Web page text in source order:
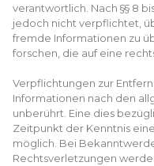
verantwortlich. Nach §§ 8
jedoch nicht verpflichtet,
fremde Informationen zu
forschen, die auf eine
Verpflichtungen zur
Informationen nach den
unberührt. Eine dies
Zeitpunkt der Kenntnis
möglich. Bei
Rechtsverletzungen